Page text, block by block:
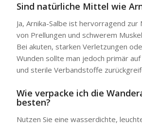
Sind natürliche Mittel wie
Ja, Arnika-Salbe ist hervorragend zur
von Prellungen und schwerem
Bei akuten, starken Verletzungen
Wunden sollte man jedoch primär auf
und sterile Verbandstoffe
Wie verpacke ich die
besten?
Nutzen Sie eine wasserdichte,